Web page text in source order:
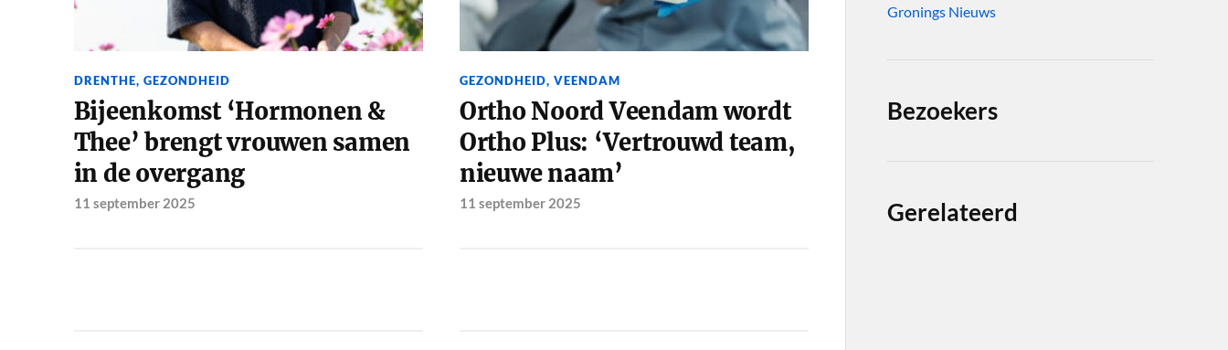
DRENTHE, GEZONDHEID
Bijeenkomst ‘Hormonen &
Thee’ brengt vrouwen samen
in de overgang
11 september 2025
GEZONDHEID, VEENDAM
Ortho Noord Veendam wordt
Ortho Plus: ‘Vertrouwd team,
nieuwe naam’
11 september 2025
Gronings Nieuws
Bezoekers
Gerelateerd